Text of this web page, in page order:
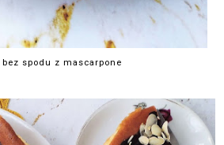
bez spodu z mascarpone